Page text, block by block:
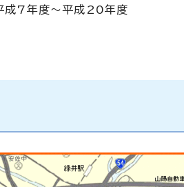
成7年度～平成20年度